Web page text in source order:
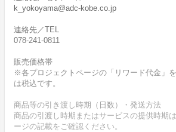
k_yokoyama@adc-kobe.co.jp
連絡先／TEL
078-241-0811
販売価格帯
※各プロジェクトページの「リワード代金」
は税込です。
商品等の引き渡し時期（日数）・発送方法
商品の引渡し時期またはサービスの提供時期
ージの記載をご確認ください。